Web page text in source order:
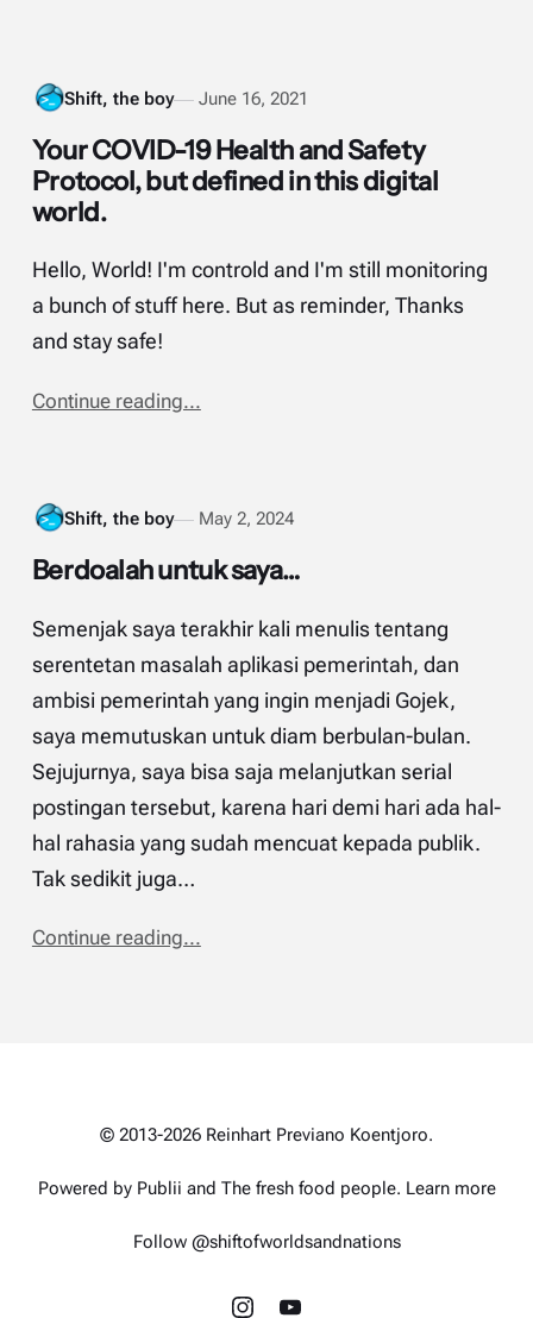
Shift, the boy June 16, 2021
Your COVID-19 Health and Safety
Protocol, but defined in this digital
world.
Hello, World! I'm controld and I'm still monitoring
a bunch of stuff here. But as reminder, Thanks
and stay safe!
Continue reading...
Shift, the boy May 2, 2024
Berdoalah untuk saya…
Semenjak saya terakhir kali menulis tentang
serentetan masalah aplikasi pemerintah, dan
ambisi pemerintah yang ingin menjadi Gojek,
saya memutuskan untuk diam berbulan-bulan.
Sejujurnya, saya bisa saja melanjutkan serial
postingan tersebut, karena hari demi hari ada hal-
hal rahasia yang sudah mencuat kepada publik.
Tak sedikit juga…
Continue reading...
© 2013-2026 Reinhart Previano Koentjoro.
Powered by Publii and The fresh food people. Learn more
Follow @shiftofworldsandnations